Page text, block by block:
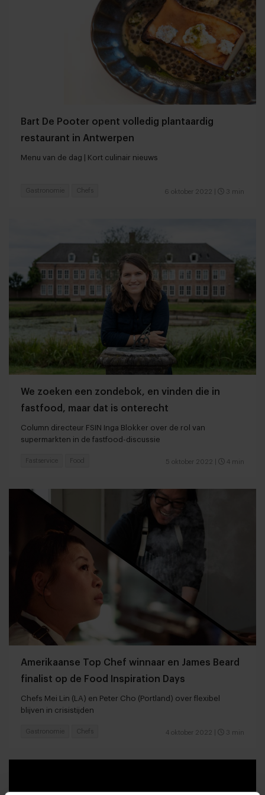
Bart De Pooter opent volledig plantaardig
restaurant in Antwerpen
Menu van de dag | Kort culinair nieuws
6 oktober 2022 3 min
Gastronomie Chefs
We zoeken een zondebok, en vinden die in
fastfood, maar dat is onterecht
Column directeur FSIN Inga Blokker over de rol van
supermarkten in de fastfood-discussie
5 oktober 2022 4 min
Fastservice Food
Amerikaanse Top Chef winnaar en James Beard
finalist op de Food Inspiration Days
Chefs Mei Lin (LA) en Peter Cho (Portland) over flexibel
blijven in crisistijden
4 oktober 2022 3 min
Gastronomie Chefs